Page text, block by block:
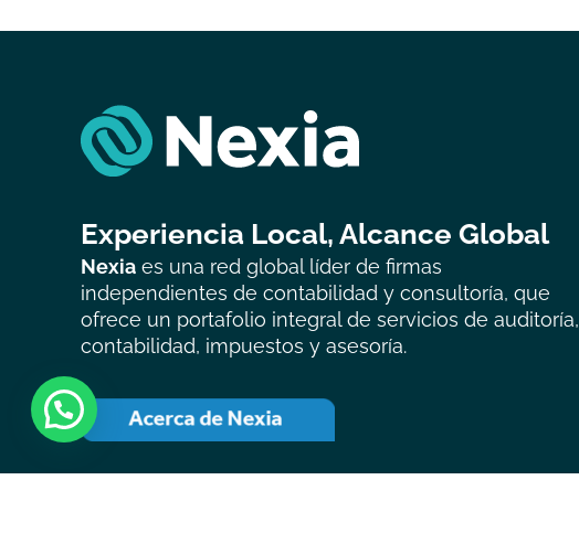
Experiencia Local, Alcance Global
Nexia es una red global líder de firmas
independientes de contabilidad y consultoría, que
ofrece un portafolio integral de servicios de auditoría,
contabilidad, impuestos y asesoría.